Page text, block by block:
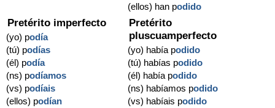
(ellos) han podido
Pretérito imperfecto
(yo) podía
(tú) podías
(él) podía
(ns) podíamos
(vs) podíais
(ellos) podían
Pretérito
pluscuamperfecto
(yo) había podido
(tú) habías podido
(él) había podido
(ns) habíamos podido
(vs) habíais podido